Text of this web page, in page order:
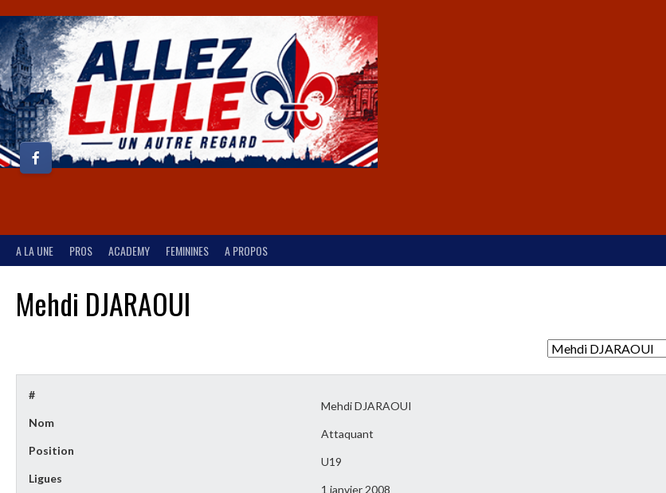
A LA UNE PROS ACADEMY FEMININES A PROPOS
Mehdi DJARAOUI
#
Nom
Mehdi DJARAOUI
Position
Attaquant
Ligues
U19
1 janvier 2008